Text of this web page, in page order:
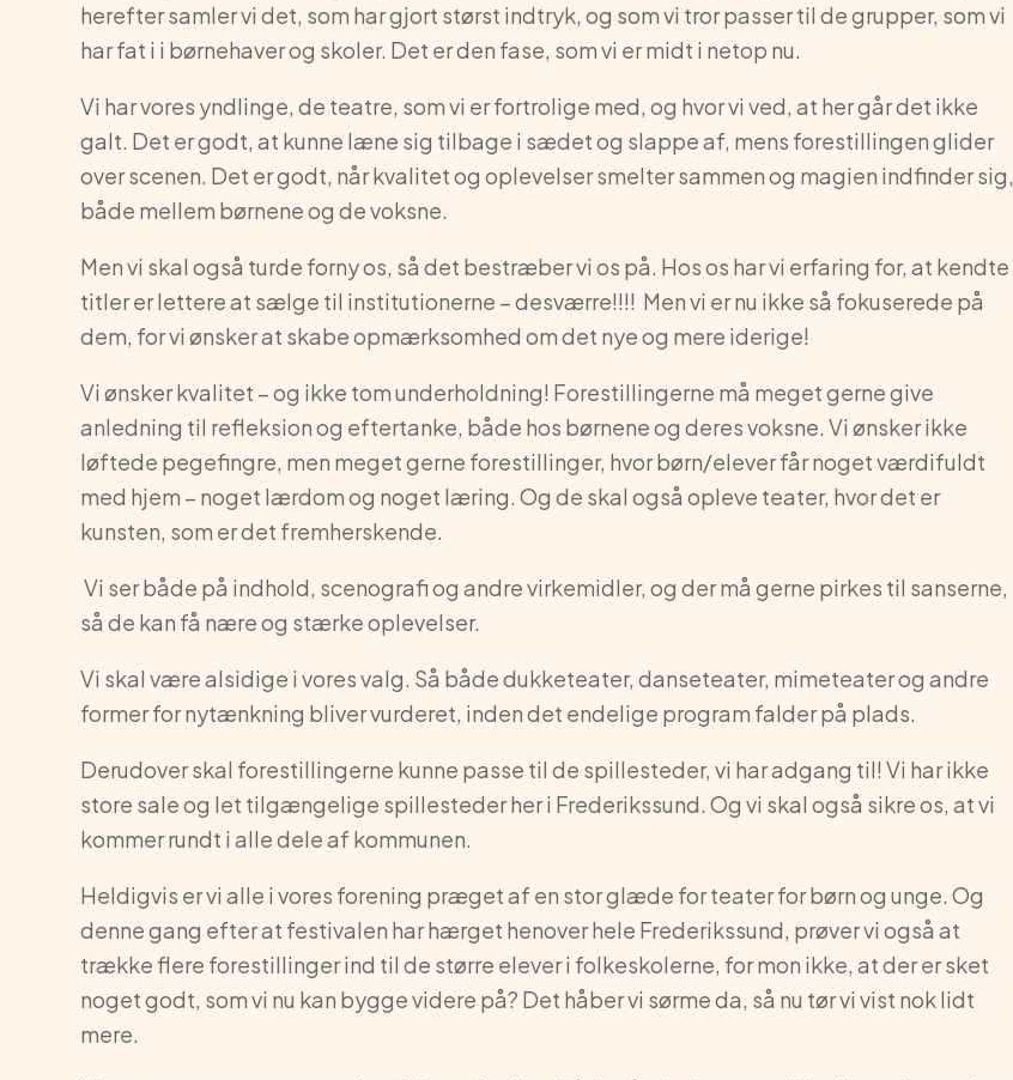
herefter samler vi det, som har gjort størst indtryk, og som vi tror passer til de grupper, som vi
har fat i i børnehaver og skoler. Det er den fase, som vi er midt i netop nu.
Vi har vores yndlinge, de teatre, som vi er fortrolige med, og hvor vi ved, at her går det ikke
galt. Det er godt, at kunne læne sig tilbage i sædet og slappe af, mens forestillingen glider
over scenen. Det er godt, når kvalitet og oplevelser smelter sammen og magien indfinder sig,
både mellem børnene og de voksne.
Men vi skal også turde forny os, så det bestræber vi os på. Hos os har vi erfaring for, at kendte
titler er lettere at sælge til institutionerne – desværre!!!! Men vi er nu ikke så fokuserede på
dem, for vi ønsker at skabe opmærksomhed om det nye og mere iderige!
Vi ønsker kvalitet – og ikke tom underholdning! Forestillingerne må meget gerne give
anledning til refleksion og eftertanke, både hos børnene og deres voksne. Vi ønsker ikke
løftede pegefingre, men meget gerne forestillinger, hvor børn/elever får noget værdifuldt
med hjem – noget lærdom og noget læring. Og de skal også opleve teater, hvor det er
kunsten, som er det fremherskende.
Vi ser både på indhold, scenografi og andre virkemidler, og der må gerne pirkes til sanserne,
så de kan få nære og stærke oplevelser.
Vi skal være alsidige i vores valg. Så både dukketeater, danseteater, mimeteater og andre
former for nytænkning bliver vurderet, inden det endelige program falder på plads.
Derudover skal forestillingerne kunne passe til de spillesteder, vi har adgang til! Vi har ikke
store sale og let tilgængelige spillesteder her i Frederikssund. Og vi skal også sikre os, at vi
kommer rundt i alle dele af kommunen.
Heldigvis er vi alle i vores forening præget af en stor glæde for teater for børn og unge. Og
denne gang efter at festivalen har hærget henover hele Frederikssund, prøver vi også at
trække flere forestillinger ind til de større elever i folkeskolerne, for mon ikke, at der er sket
noget godt, som vi nu kan bygge videre på? Det håber vi sørme da, så nu tør vi vist nok lidt
mere.